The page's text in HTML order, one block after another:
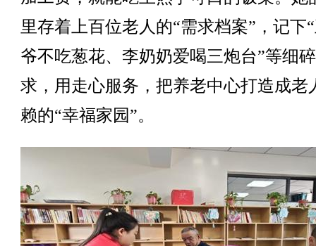
里存着上百位老人的“需求档案”，记下
爷不吃葱花、李奶奶爱喝三炮台”等细
求，用走心服务，把养老中心打造成老
赖的“幸福家园”。